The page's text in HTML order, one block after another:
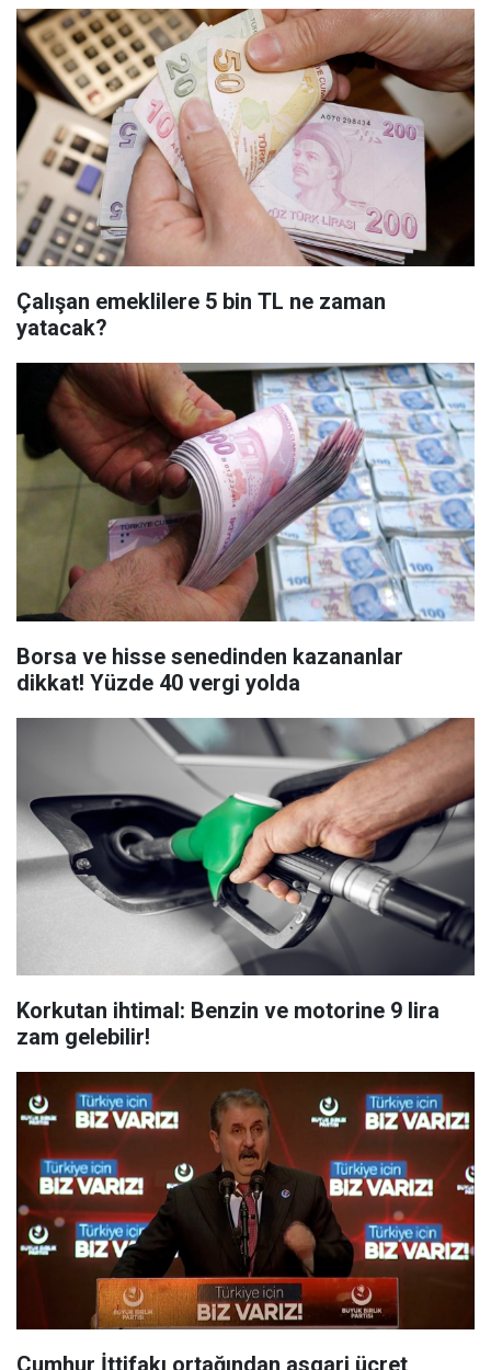
Çalışan emeklilere 5 bin TL ne zaman
yatacak?
Borsa ve hisse senedinden kazananlar
dikkat! Yüzde 40 vergi yolda
Korkutan ihtimal: Benzin ve motorine 9 lira
zam gelebilir!
Cumhur İttifakı ortağından asgari ücret